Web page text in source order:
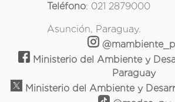
Teléfono: 021 2879000
Asunción, Paraguay.
Ministerio del Ambiente y
Paraguay
Ministerio del Ambiente y